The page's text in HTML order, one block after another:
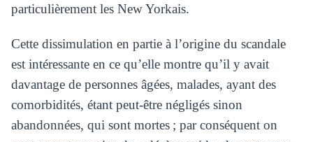
particulièrement les New Yorkais.
Cette dissimulation en partie à l’origine du scandale
est intéressante en ce qu’elle montre qu’il y avait
davantage de personnes âgées, malades, ayant des
comorbidités, étant peut-être négligés sinon
abandonnées, qui sont mortes ; par conséquent on